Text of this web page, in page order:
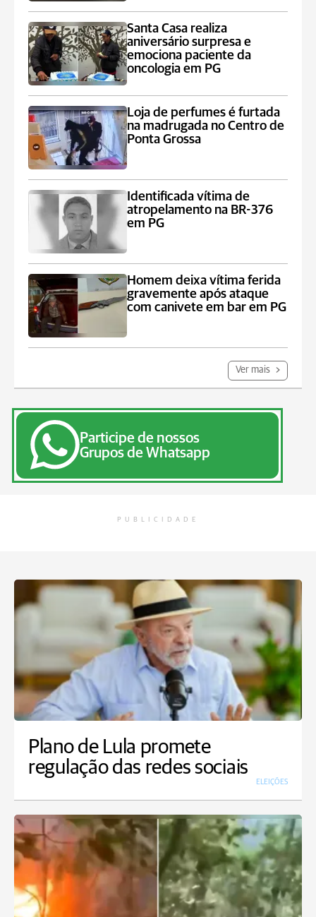
Santa Casa realiza
aniversário surpresa e
emociona paciente da
oncologia em PG
Loja de perfumes é furtada
na madrugada no Centro de
Ponta Grossa
Identificada vítima de
atropelamento na BR-376
em PG
Homem deixa vítima ferida
gravemente após ataque
com canivete em bar em PG
Ver mais
Participe de nossos
Grupos de Whatsapp
PUBLICIDADE
Plano de Lula promete
regulação das redes sociais
ELEIÇÕES